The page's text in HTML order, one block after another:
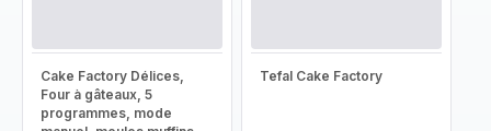
Cake Factory Délices,
Four à gâteaux, 5
programmes, mode
Tefal Cake Factory